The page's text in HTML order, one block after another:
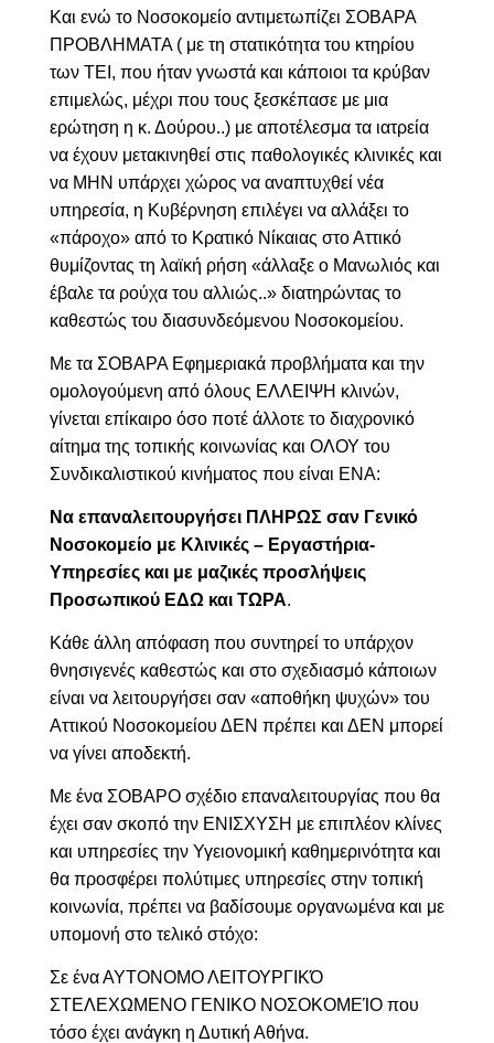
Και ενώ το Νοσοκομείο αντιμετωπίζει ΣΟΒΑΡΑ
ΠΡΟΒΛΗΜΑΤΑ ( με τη στατικότητα του κτηρίου
των ΤΕΙ, που ήταν γνωστά και κάποιοι τα κρύβαν
επιμελώς, μέχρι που τους ξεσκέπασε με μια
ερώτηση η κ. Δούρου..) με αποτέλεσμα τα ιατρεία
να έχουν μετακινηθεί στις παθολογικές κλινικές και
να ΜΗΝ υπάρχει χώρος να αναπτυχθεί νέα
υπηρεσία, η Κυβέρνηση επιλέγει να αλλάξει το
«πάροχο» από το Κρατικό Νίκαιας στο Αττικό
θυμίζοντας τη λαϊκή ρήση «άλλαξε ο Μανωλιός και
έβαλε τα ρούχα του αλλιώς..» διατηρώντας το
καθεστώς του διασυνδεόμενου Νοσοκομείου.
Με τα ΣΟΒΑΡΑ Εφημεριακά προβλήματα και την
ομολογούμενη από όλους ΕΛΛΕΙΨΗ κλινών,
γίνεται επίκαιρο όσο ποτέ άλλοτε το διαχρονικό
αίτημα της τοπικής κοινωνίας και ΟΛΟΥ του
Συνδικαλιστικού κινήματος που είναι ΕΝΑ:
Να επαναλειτουργήσει ΠΛΗΡΩΣ σαν Γενικό
Νοσοκομείο με Κλινικές – Εργαστήρια-
Υπηρεσίες και με μαζικές προσλήψεις
Προσωπικού ΕΔΩ και ΤΩΡΑ.
Κάθε άλλη απόφαση που συντηρεί το υπάρχον
θνησιγενές καθεστώς και στο σχεδιασμό κάποιων
είναι να λειτουργήσει σαν «αποθήκη ψυχών» του
Αττικού Νοσοκομείου ΔΕΝ πρέπει και ΔΕΝ μπορεί
να γίνει αποδεκτή.
Με ένα ΣΟΒΑΡΟ σχέδιο επαναλειτουργίας που θα
έχει σαν σκοπό την ΕΝΙΣΧΥΣΗ με επιπλέον κλίνες
και υπηρεσίες την Υγειονομική καθημερινότητα και
θα προσφέρει πολύτιμες υπηρεσίες στην τοπική
κοινωνία, πρέπει να βαδίσουμε οργανωμένα και με
υπομονή στο τελικό στόχο:
Σε ένα ΑΥΤΟΝΟΜΟ ΛΕΙΤΟΥΡΓΙΚΌ
ΣΤΕΛΕΧΩΜΕΝΟ ΓΕΝΙΚΟ ΝΟΣΟΚΟΜΕΊΟ που
τόσο έχει ανάγκη η Δυτική Αθήνα.